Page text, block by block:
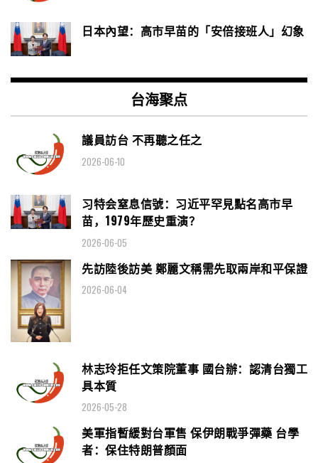
日本內望：高市早苗的「安倍接班人」幻象
台海聚点
議員訪台 不再聽之任之
2026-06-10
习特会窒息信號：习近平罕見點名高市早
苗，1979年歷史重演？
2026-06-05
先訪陸後訪美 鄭麗文稱需先取兩岸和平保證
2026-06-04
林志玲拒任文策院董事 國台辦：認清台獨工
具本質
2026-05-28
美軍指暫緩對台軍售 保伊朗戰爭彈藥 台學
者：保住特朗普顏面